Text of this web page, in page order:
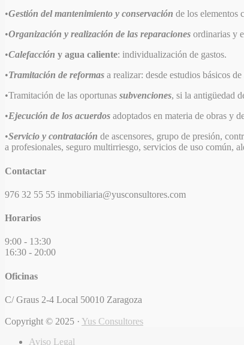
•Gestión del mantenimiento y conservación de los elementos
•Organización y realización de las reparaciones ordinarias y
•Calefacción y agua caliente: individualización de gastos.
•Tramitación de reformas a realizar: desde estudios básicos
•Tramitación de las oportunas subvenciones, si la antigüedad
•Ejecución de los acuerdos adoptados en materia de obras y
•Servicio y contratación de ascensores, grupo de presión,
a profesionales, seguro multirriesgo, servicios de uso
Contactar
976 32 55 55 inmobiliaria@yusconsultores.com
Horarios
9:00 - 13:30
16:30 - 20:00
Oficinas
C/ Graus 2-4 Local 50010 Zaragoza
Copyright © 2025 · Yus Consultores
Aviso Legal